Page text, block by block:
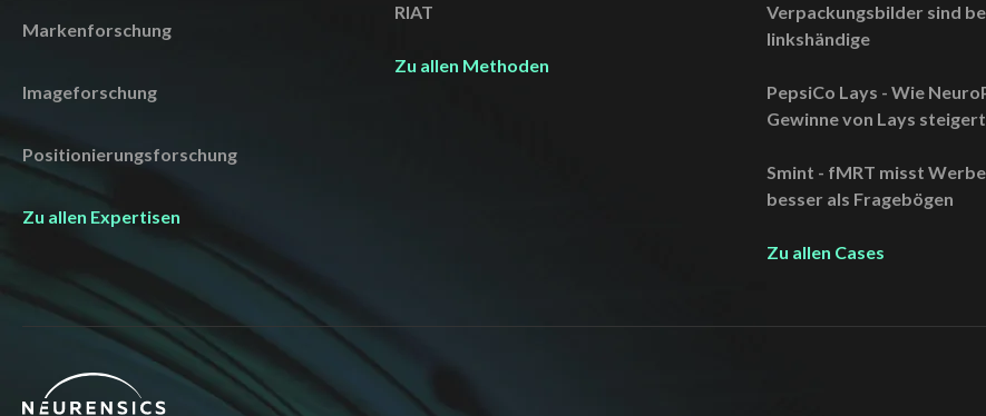
Markenforschung
Imageforschung
Positionierungsforschung
Zu allen Expertisen
RIAT
Zu allen Methoden
Verpackungsbilder sind
linkshändige
PepsiCo Lays - Wie
Gewinne von Lays
Smint - fMRT misst
besser als Fragebögen
Zu allen Cases